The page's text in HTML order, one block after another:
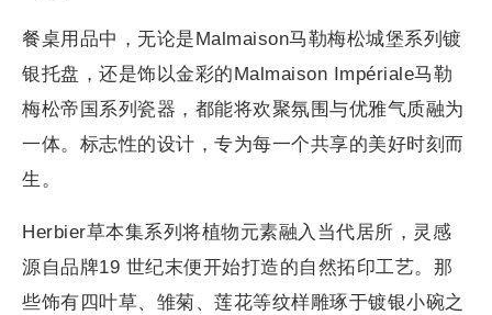
餐桌用品中，无论是Malmaison马勒梅松城堡系列镀
银托盘，还是饰以金彩的Malmaison Impériale马勒
梅松帝国系列瓷器，都能将欢聚氛围与优雅气质融为
一体。标志性的设计，专为每一个共享的美好时刻而
生。
Herbier草本集系列将植物元素融入当代居所，灵感
源自品牌19 世纪末便开始打造的自然拓印工艺。那
些饰有四叶草、雏菊、莲花等纹样雕琢于镀银小碗之